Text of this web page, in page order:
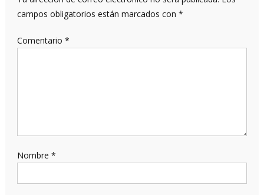
campos obligatorios están marcados con *
Comentario *
Nombre *